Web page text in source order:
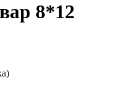
8*12